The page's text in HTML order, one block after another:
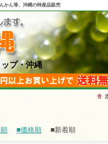
かん等、沖縄の特産品販売
・沖縄
■価格順■新着順